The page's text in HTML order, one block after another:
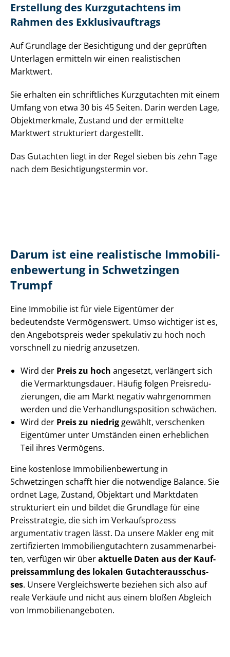
Erstellung des Kurzgutachtens im
Rahmen des Ex­klu­siv­auf­trags
Auf Grundlage der Besichtigung und der geprüften
Unterlagen ermitteln wir einen realistischen
Marktwert.
Sie erhalten ein schriftliches Kurzgutachten mit einem
Umfang von etwa 30 bis 45 Seiten. Darin werden Lage,
Objektmerkmale, Zustand und der ermittelte
Marktwert strukturiert dargestellt.
Das Gutachten liegt in der Regel sieben bis zehn Tage
nach dem Be­sich­ti­gungs­ter­min vor.
Darum ist eine realistische Im­mo­bi­li­
en­be­wer­tung in Schwetzingen
Trumpf
Eine Immobilie ist für viele Eigentümer der
bedeutendste Vermögenswert. Umso wichtiger ist es,
den Angebotspreis weder spekulativ zu hoch noch
vorschnell zu niedrig anzusetzen.
Wird der Preis zu hoch angesetzt, verlängert sich
die Ver­mark­tungs­dau­er. Häufig folgen Preis­re­du­
zie­run­gen, die am Markt negativ wahrgenommen
werden und die Ver­hand­lungs­po­si­ti­on schwächen.
Wird der Preis zu niedrig gewählt, verschenken
Eigentümer unter Umständen einen erheblichen
Teil ihres Vermögens.
Eine kostenlose Im­mo­bi­li­en­be­wer­tung in
Schwetzingen schafft hier die notwendige Balance. Sie
ordnet Lage, Zustand, Objektart und Marktdaten
strukturiert ein und bildet die Grundlage für eine
Preisstrategie, die sich im Verkaufsprozess
argumentativ tragen lässt. Da unsere Makler eng mit
zertifizierten Im­mo­bi­li­en­gut­ach­tern zu­sam­men­ar­bei­
ten, verfügen wir überaktuelle Daten aus der Kauf­
preis­samm­lung des lokalen Gut­ach­ter­aus­schus­
ses. Unsere Vergleichswerte beziehen sich also auf
reale Verkäufe und nicht aus einem bloßen Abgleich
von Im­mo­bi­li­en­an­ge­bo­ten.